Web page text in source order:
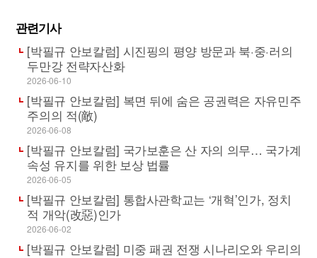
관련기사
[박필규 안보칼럼] 시진핑의 평양 방문과 북·중·러의
두만강 전략자산화
2026-06-10
[박필규 안보칼럼] 복면 뒤에 숨은 공권력은 자유민주
주의의 적(敵)
2026-06-08
[박필규 안보칼럼] 국가보훈은 산 자의 의무… 국가계
속성 유지를 위한 보상 법률
2026-06-05
[박필규 안보칼럼] 통합사관학교는 ‘개혁’인가, 정치
적 개악(改惡)인가
2026-06-02
[박필규 안보칼럼] 미중 패권 전쟁 시나리오와 우리의